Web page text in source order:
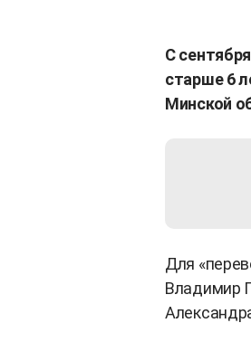
С
старше 6
Минской
Для
Владимир